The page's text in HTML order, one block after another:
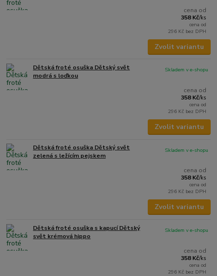
cena od
358 Kč/ks
cena od
296 Kč bez DPH
Zvolit variantu
Dětská froté osuška Dětský svět
modrá s loďkou
cena od
358 Kč/ks
cena od
296 Kč bez DPH
Skladem v e-shopu
Zvolit variantu
Dětská froté osuška Dětský svět
zelená s ležícím pejskem
cena od
358 Kč/ks
cena od
296 Kč bez DPH
Skladem v e-shopu
Zvolit variantu
Dětská froté osuška s kapucí Dětský
svět krémová hippo
cena od
358 Kč/ks
cena od
296 Kč bez DPH
Skladem v e-shopu